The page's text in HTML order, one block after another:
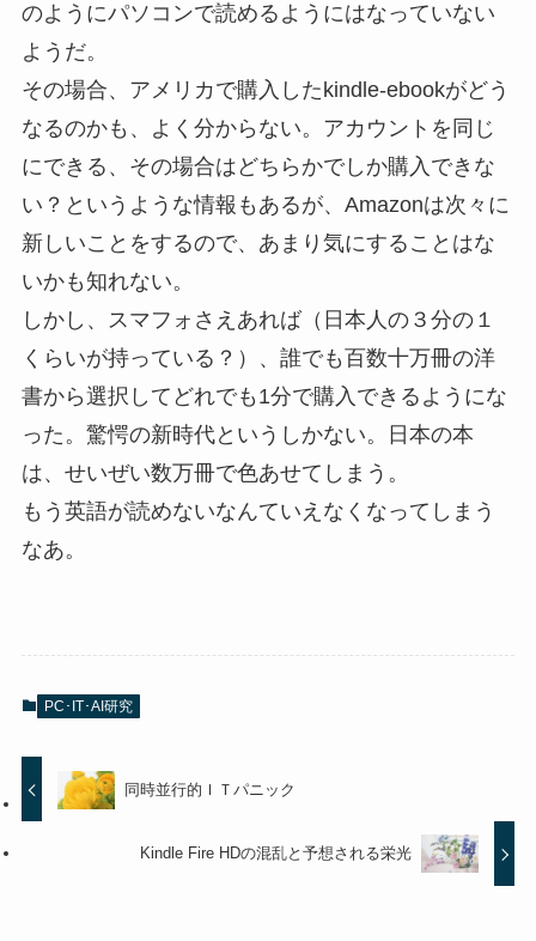
のようにパソコンで読めるようにはなっていない
ようだ。
その場合、アメリカで購入したkindle-ebookがどう
なるのかも、よく分からない。アカウントを同じ
にできる、その場合はどちらかでしか購入できな
い？というような情報もあるが、Amazonは次々に
新しいことをするので、あまり気にすることはな
いかも知れない。
しかし、スマフォさえあれば（日本人の３分の１
くらいが持っている？）、誰でも百数十万冊の洋
書から選択してどれでも1分で購入できるようにな
った。驚愕の新時代というしかない。日本の本
は、せいぜい数万冊で色あせてしまう。
もう英語が読めないなんていえなくなってしまう
なあ。
PC･IT･AI研究
同時並行的ＩＴパニック
Kindle Fire HDの混乱と予想される栄光